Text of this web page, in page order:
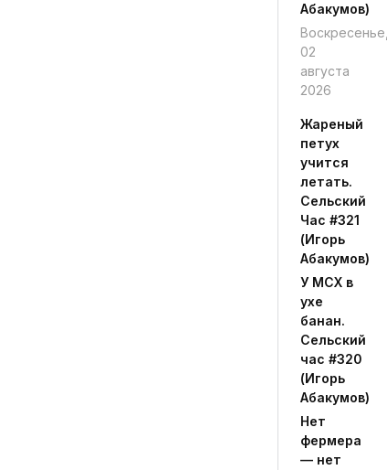
Абакумов)
Воскресенье,
02
августа
2026
Жареный
петух
учится
летать.
Сельский
Час #321
(Игорь
Абакумов)
У МСХ в
ухе
банан.
Сельский
час #320
(Игорь
Абакумов)
Нет
фермера
— нет